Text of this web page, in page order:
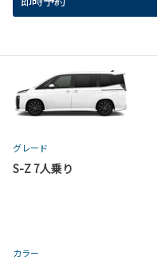
グレード
S-Z 7人乗り
カラー